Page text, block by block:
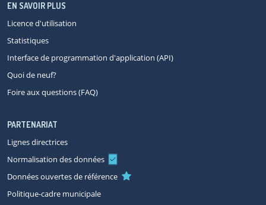
EN SAVOIR PLUS
Licence d'utilisation
Statistiques
Interface de programmation d'application (API)
Quoi de neuf?
Foire aux questions (FAQ)
PARTENARIAT
Lignes directrices
Normalisation des données
Données ouvertes de référence
Politique-cadre municipale